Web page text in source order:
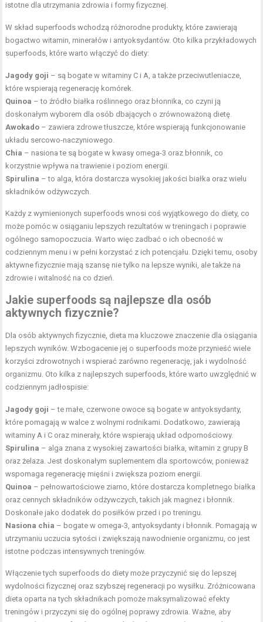
istotne dla utrzymania zdrowia i formy fizycznej.
W skład superfoods wchodzą różnorodne produkty, które zawierają
bogactwo witamin, minerałów i antyoksydantów. Oto kilka przykładowych
superfoods, które warto włączyć do diety:
Jagody goji – są bogate w witaminy C i A, a także przeciwutleniacze,
które wspierają regenerację komórek.
Quinoa – to źródło białka roślinnego oraz błonnika, co czyni ją
doskonałym wyborem dla osób dbających o zrównoważoną dietę.
Awokado – zawiera zdrowe tłuszcze, które wspierają funkcjonowanie
układu sercowo-naczyniowego.
Chia – nasiona te są bogate w kwasy omega-3 oraz błonnik, co
korzystnie wpływa na trawienie i poziom energii.
Spirulina – to alga, która dostarcza wysokiej jakości białka oraz wielu
składników odżywczych.
Każdy z wymienionych superfoods wnosi coś wyjątkowego do diety, co
może pomóc w osiąganiu lepszych rezultatów w treningach i poprawie
ogólnego samopoczucia. Warto więc zadbać o ich obecność w
codziennym menu i w pełni korzystać z ich potencjału. Dzięki temu, osoby
aktywne fizycznie mają szansę nie tylko na lepsze wyniki, ale także na
zdrowie i witalność na co dzień.
Jakie superfoods są najlepsze dla osób
aktywnych fizycznie?
Dla osób aktywnych fizycznie, dieta ma kluczowe znaczenie dla osiągania
lepszych wyników. Wzbogacenie jej o superfoods może przynieść wiele
korzyści zdrowotnych i wspierać zarówno regenerację, jak i wydolność
organizmu. Oto kilka z najlepszych superfoods, które warto uwzględnić w
codziennym jadłospisie:
Jagody goji – te małe, czerwone owoce są bogate w antyoksydanty,
które pomagają w walce z wolnymi rodnikami. Dodatkowo, zawierają
witaminy A i C oraz minerały, które wspierają układ odpornościowy.
Spirulina – alga znana z wysokiej zawartości białka, witamin z grupy B
oraz żelaza. Jest doskonałym suplementem dla sportowców, ponieważ
wspomaga regenerację mięśni i zwiększa poziom energii.
Quinoa – pełnowartościowe ziarno, które dostarcza kompletnego białka
oraz cennych składników odżywczych, takich jak magnez i błonnik.
Doskonałe jako dodatek do posiłków przed i po treningu.
Nasiona chia – bogate w omega-3, antyoksydanty i błonnik. Pomagają w
utrzymaniu uczucia sytości i zwiększają nawodnienie organizmu, co jest
istotne podczas intensywnych treningów.
Włączenie tych superfoods do diety może przyczynić się do lepszej
wydolności fizycznej oraz szybszej regeneracji po wysiłku. Zróżnicowana
dieta oparta na tych składnikach pomoże maksymalizować efekty
treningów i przyczyni się do ogólnej poprawy zdrowia. Ważne, aby